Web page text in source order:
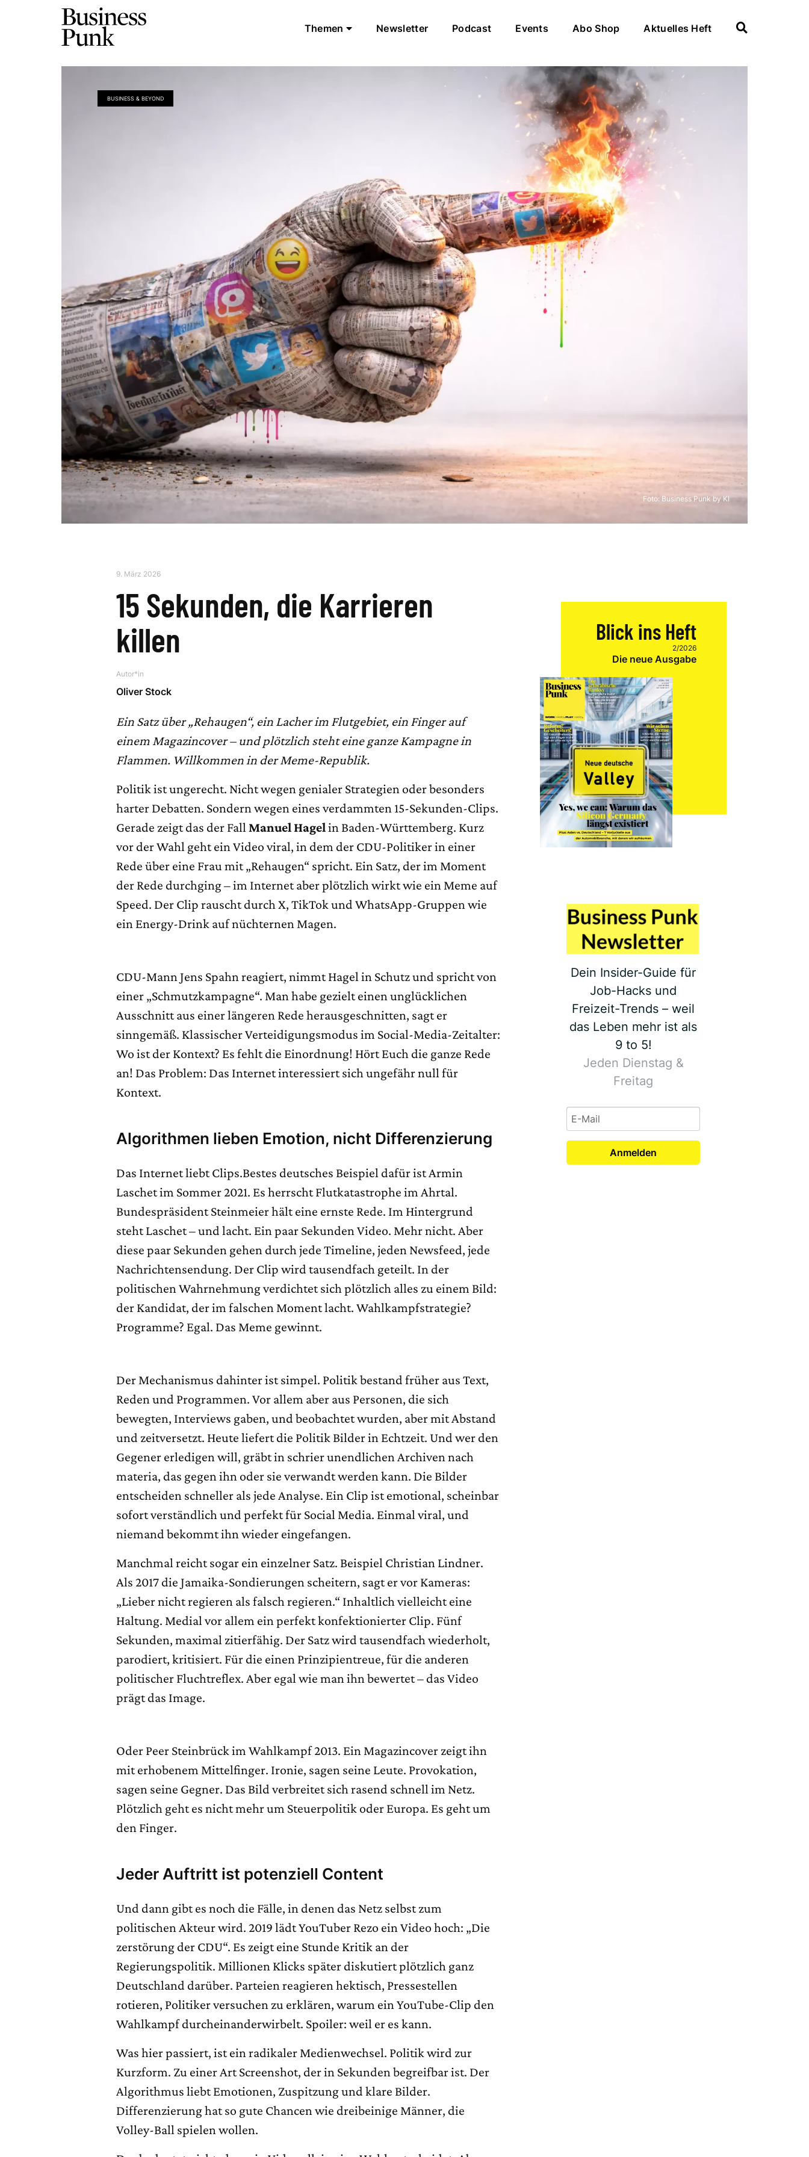
Themen Newsletter Podcast Events Abo Shop Aktuelles Heft
BUSINESS & BEYOND
Foto: Business Punk by KI
9. März 2026
15 Sekunden, die Karrieren
killen
Autor*in
Oliver Stock
Ein Satz über „Rehaugen“, ein Lacher im Flutgebiet, ein Finger auf
einem Magazincover – und plötzlich steht eine ganze Kampagne in
Flammen. Willkommen in der Meme-Republik.
Politik ist ungerecht. Nicht wegen genialer Strategien oder besonders
harter Debatten. Sondern wegen eines verdammten 15-Sekunden-Clips.
Gerade zeigt das der Fall Manuel Hagelin Baden-Württemberg. Kurz
vor der Wahl geht ein Video viral, in dem der CDU-Politiker in einer
Rede über eine Frau mit „Rehaugen“ spricht. Ein Satz, der im Moment
der Rede durchging – im Internet aber plötzlich wirkt wie ein Meme auf
Speed. Der Clip rauscht durch X, TikTok und WhatsApp-Gruppen wie
ein Energy-Drink auf nüchternen Magen.
CDU-Mann Jens Spahn reagiert, nimmt Hagel in Schutz und spricht von
einer „Schmutzkampagne“. Man habe gezielt einen unglücklichen
Ausschnitt aus einer längeren Rede herausgeschnitten, sagt er
sinngemäß. Klassischer Verteidigungsmodus im Social-Media-Zeitalter:
Wo ist der Kontext? Es fehlt die Einordnung! Hört Euch die ganze Rede
an! Das Problem: Das Internet interessiert sich ungefähr null für
Kontext.
Algorithmen lieben Emotion, nicht Differenzierung
Das Internet liebt Clips.Bestes deutsches Beispiel dafür ist Armin
Laschet im Sommer 2021. Es herrscht Flutkatastrophe im Ahrtal.
Bundespräsident Steinmeier hält eine ernste Rede. Im Hintergrund
steht Laschet – und lacht. Ein paar Sekunden Video. Mehr nicht. Aber
diese paar Sekunden gehen durch jede Timeline, jeden Newsfeed, jede
Nachrichtensendung. Der Clip wird tausendfach geteilt. In der
politischen Wahrnehmung verdichtet sich plötzlich alles zu einem Bild:
der Kandidat, der im falschen Moment lacht. Wahlkampfstrategie?
Programme? Egal. Das Meme gewinnt.
Der Mechanismus dahinter ist simpel. Politik bestand früher aus Text,
Reden und Programmen. Vor allem aber aus Personen, die sich
bewegten, Interviews gaben, und beobachtet wurden, aber mit Abstand
und zeitversetzt. Heute liefert die Politik Bilder in Echtzeit. Und wer den
Gegener erledigen will, gräbt in schrier unendlichen Archiven nach
materia, das gegen ihn oder sie verwandt werden kann. Die Bilder
entscheiden schneller als jede Analyse. Ein Clip ist emotional, scheinbar
sofort verständlich und perfekt für Social Media. Einmal viral, und
niemand bekommt ihn wieder eingefangen.
Manchmal reicht sogar ein einzelner Satz. Beispiel Christian Lindner.
Als 2017 die Jamaika-Sondierungen scheitern, sagt er vor Kameras:
„Lieber nicht regieren als falsch regieren.“ Inhaltlich vielleicht eine
Haltung. Medial vor allem ein perfekt konfektionierter Clip. Fünf
Sekunden, maximal zitierfähig. Der Satz wird tausendfach wiederholt,
parodiert, kritisiert. Für die einen Prinzipientreue, für die anderen
politischer Fluchtreflex. Aber egal wie man ihn bewertet – das Video
prägt das Image.
Oder Peer Steinbrück im Wahlkampf 2013. Ein Magazincover zeigt ihn
mit erhobenem Mittelfinger. Ironie, sagen seine Leute. Provokation,
sagen seine Gegner. Das Bild verbreitet sich rasend schnell im Netz.
Plötzlich geht es nicht mehr um Steuerpolitik oder Europa. Es geht um
den Finger.
Jeder Auftritt ist potenziell Content
Und dann gibt es noch die Fälle, in denen das Netz selbst zum
politischen Akteur wird. 2019 lädt YouTuber Rezo ein Video hoch: „Die
zerstörung der CDU“. Es zeigt eine Stunde Kritik an der
Regierungspolitik. Millionen Klicks später diskutiert plötzlich ganz
Deutschland darüber. Parteien reagieren hektisch, Pressestellen
rotieren, Politiker versuchen zu erklären, warum ein YouTube-Clip den
Wahlkampf durcheinanderwirbelt. Spoiler: weil er es kann.
Was hier passiert, ist ein radikaler Medienwechsel. Politik wird zur
Kurzform. Zu einer Art Screenshot, der in Sekunden begreifbar ist. Der
Algorithmus liebt Emotionen, Zuspitzung und klare Bilder.
Differenzierung hat so gute Chancen wie dreibeinige Männer, die
Volley-Ball spielen wollen.
Blick ins Heft
2/2026
Die neue Ausgabe
Dein Insider-Guide für
Job-Hacks und
Freizeit-Trends – weil
das Leben mehr ist als
9 to 5!
Jeden Dienstag &
Freitag
Anmelden